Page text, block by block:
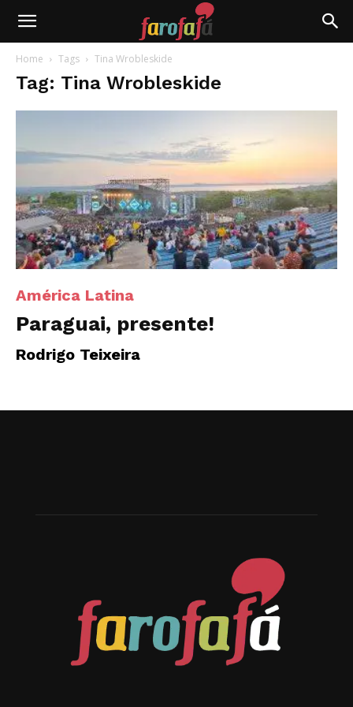
Farofafá
Home Tags Tina Wrobleskide
Tag: Tina Wrobleskide
América Latina
Paraguai, presente!
Rodrigo Teixeira